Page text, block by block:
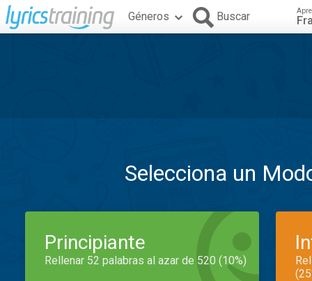
Géneros Buscar
Selecciona un
Principiante
Rellenar 52 palabras al azar de 520 (10%)